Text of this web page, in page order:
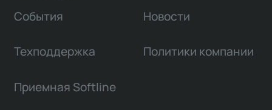
События Новости
Техподдержка Политики компании
Приемная Softline